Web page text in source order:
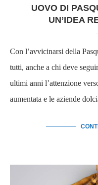
UOVO DI
UN’IDEA
Con l’avvicinarsi della
tutti, anche a chi deve
ultimi anni l’attenzione
aumentata e le aziende